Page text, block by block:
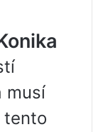
musí
tento